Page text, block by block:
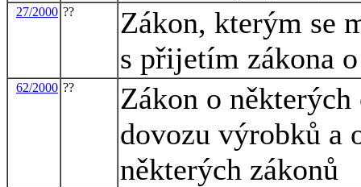
27/2000 ??
Zákon, kterým se
s přijetím zákona
62/2000 ??
Zákon o
dovozu výrobků a
některých zákonů